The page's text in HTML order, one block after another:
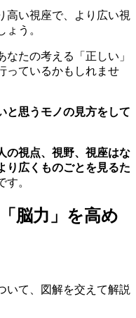
高い視座で、より広い視
う。
たの考える「正しい」
っているかもしれませ
と思うモノの見方をして
の視点、視野、視座はな
り広くものごとを見るた
す。
脳力」を高め
いて、図解を交えて解説